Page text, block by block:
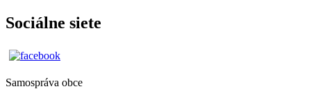
Sociálne siete
Samospráva obce